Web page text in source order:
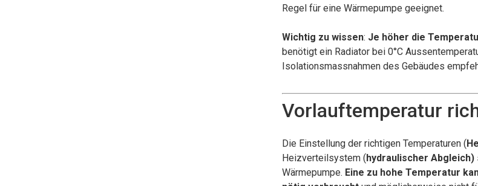
Regel für eine Wärmepumpe geeignet.
Wichtig zu wissen: Je höher die
benötigt ein Radiator bei 0°C
Isolationsmassnahmen des Gebäudes
Vorlauftemperatur
Die Einstellung der richtigen Temperaturen (
Heizverteilsystem (hydraulischer Abgleich)
Wärmepumpe. Eine zu hohe Temperatur